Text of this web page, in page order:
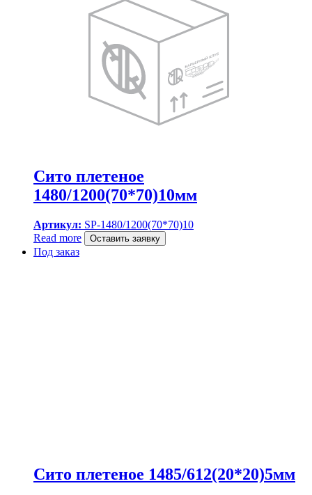
Сито плетеное
1480/1200(70*70)10мм
Артикул: SP-1480/1200(70*70)10
Read more
Оставить заявку
Под заказ
Сито плетеное 1485/612(20*20)5мм